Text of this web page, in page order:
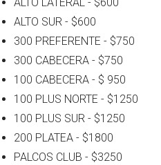
ALTO SUR - $600
300 PREFERENTE - $750
300 CABECERA - $750
100 CABECERA - $ 950
100 PLUS NORTE - $1250
100 PLUS SUR - $1250
200 PLATEA - $1800
PALCOS CLUB - $3250